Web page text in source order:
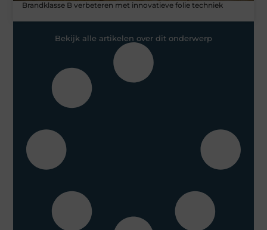
Brandklasse B verbeteren met innovatieve folie techniek
Bekijk alle artikelen over dit onderwerp